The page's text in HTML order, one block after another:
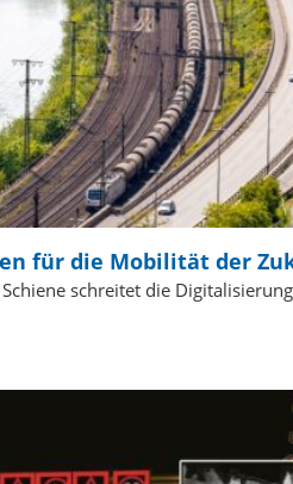
für die Mobilität der
schreitet die